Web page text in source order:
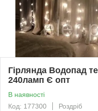
Гірлянда Водопад
240ламп Є опт
В наявності
Код: 177300
Роздріб